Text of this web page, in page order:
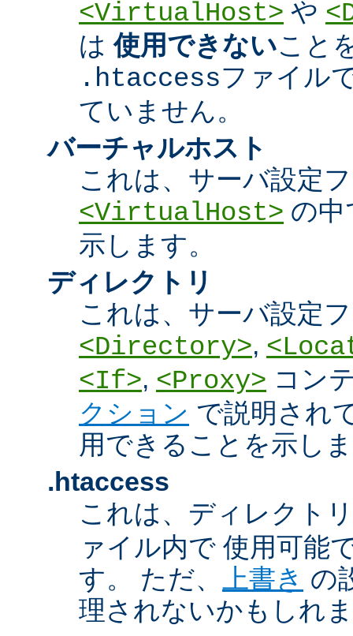
<VirtualHost> や
は使用できないこと
.htaccessファイル
ていません。
バーチャルホスト
これは、サーバ設定
<VirtualHost> の中
示します。
ディレクトリ
これは、サーバ設定
<Directory>,
<If>, <Proxy> コン
クション で説明され
用できることを示し
.htaccess
これは、ディレクトリ
ァイル内で 使用可能
す。 ただ、
上書き の
理されないかもしれ